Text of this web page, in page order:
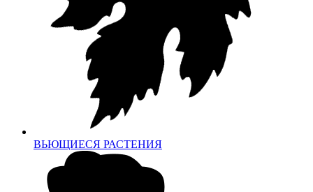
ВЬЮЩИЕСЯ РАСТЕНИЯ